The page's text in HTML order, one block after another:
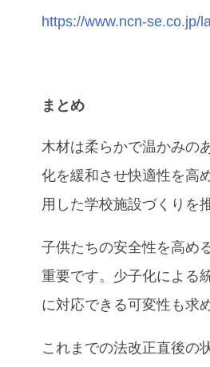
https://www.ncn-se.co.jp/
まとめ
木材は柔らかで温かみの
化を緩和させ快適性を高
用した学校施設づくりを
子供たちの安全性を高め
重要です。少子化による
に対応できる可変性も求
これまでの法改正直後の